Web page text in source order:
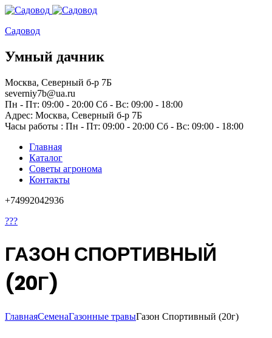
Садовод
Умный дачник
Москва, Северный б-р 7Б
severniy7b@ua.ru
Пн - Пт: 09:00 - 20:00 Сб - Вс: 09:00 - 18:00
Адрес: Москва, Северный б-р 7Б
Часы работы : Пн - Пт: 09:00 - 20:00 Сб - Вс: 09:00 - 18:00
Главная
Каталог
Советы агронома
Контакты
+74992042936
???
ГАЗОН СПОРТИВНЫЙ
(20Г)
ГлавнаяСеменаГазонные травыГазон Спортивный (20г)